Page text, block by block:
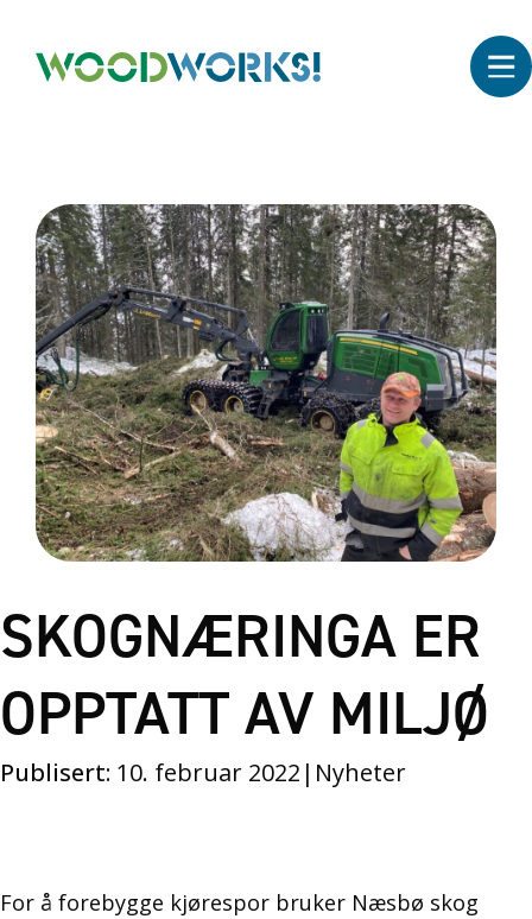
SKOGNÆRINGA ER
OPPTATT AV MILJØ
Publisert: 10. februar 2022 | Nyheter
For å forebygge kjørespor bruker Næsbø skog